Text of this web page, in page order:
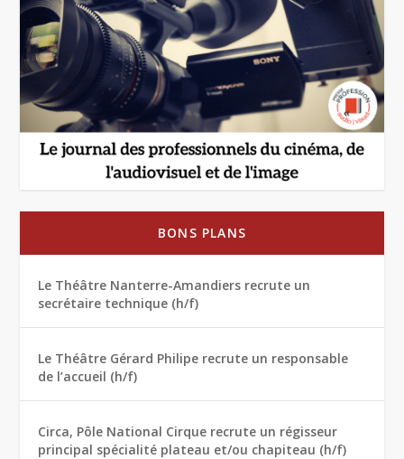
BONS PLANS
Le Théâtre Nanterre-Amandiers recrute un
secrétaire technique (h/f)
Le Théâtre Gérard Philipe recrute un responsable
de l’accueil (h/f)
Circa, Pôle National Cirque recrute un régisseur
principal spécialité plateau et/ou chapiteau (h/f)